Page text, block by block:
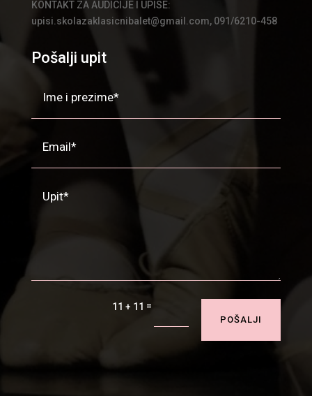
KONTAKT ZA AUDICIJE I UPISE:
upisi.skolazaklasicnibalet@gmail.com, 091/6210-458
Pošalji upit
11 + 11 =
POŠALJI